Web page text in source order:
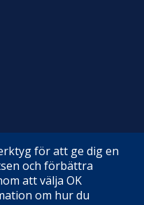
för att ge dig en
och förbättra
att välja OK
om hur du
En del av Indutrade AB
enligt ISO 14001 & ISO 9001